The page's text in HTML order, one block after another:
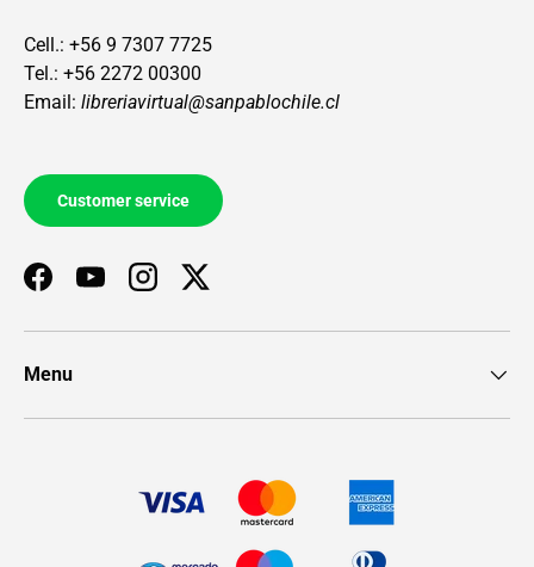
Cell.: +56 9 7307 7725
Tel.: +56 2272 00300
Email: libreriavirtual@sanpablochile.cl
Customer service
FacebookYouTubeInstagramTwitter
Menu